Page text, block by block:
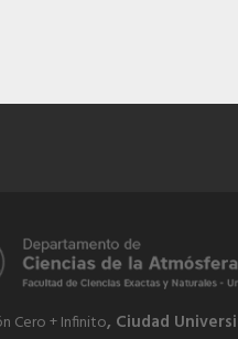
Cero + Infinito, Ciudad